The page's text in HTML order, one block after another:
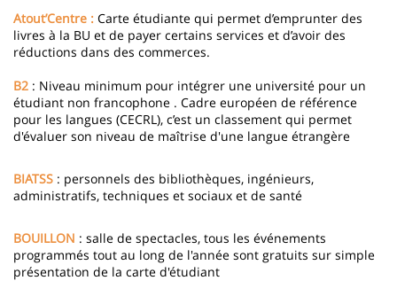
Atout’Centre : Carte étudiante qui permet d’emprunter des
livres à la BU et de payer certains services et d’avoir des
réductions dans des commerces.
B2 : Niveau minimum pour intégrer une université pour un
étudiant non francophone . Cadre européen de référence
pour les langues (CECRL), c’est un classement qui permet
d'évaluer son niveau de maîtrise d'une langue étrangère
BIATSS : personnels des bibliothèques, ingénieurs,
administratifs, techniques et sociaux et de santé
BOUILLON : salle de spectacles, tous les événements
programmés tout au long de l'année sont gratuits sur simple
présentation de la carte d'étudiant